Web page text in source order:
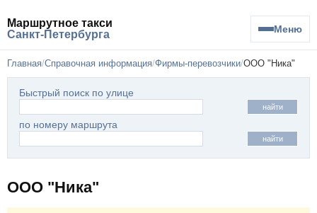
Маршрутное такси
Санкт-Петербурга
Меню
Главная Справочная информация Фирмы-перевозчики ООО "Ника"
Быстрый поиск по улице
найти
по номеру маршрута
найти
ООО "Ника"